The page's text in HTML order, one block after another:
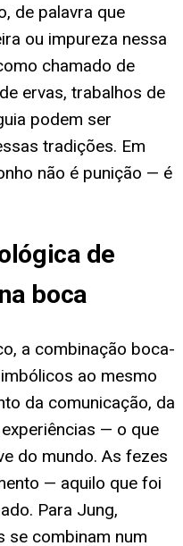
de palavra que
ou impureza nessa
chamado de
ervas, trabalhos de
podem ser
tradições. Em
não é punição — é
de
boca
a combinação boca-
ao mesmo
da comunicação, da
— o que
do mundo. As fezes
— aquilo que foi
Para Jung,
se combinam num